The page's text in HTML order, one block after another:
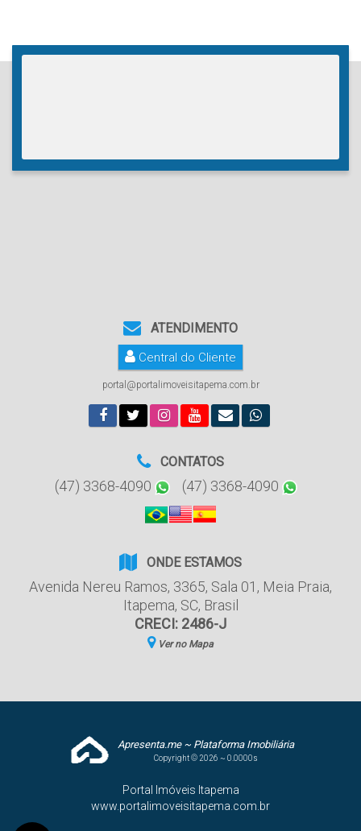
ATENDIMENTO
Central do Cliente
portal@portalimoveisitapema.com.br
CONTATOS
(47) 3368-4090 (47) 3368-4090
ONDE ESTAMOS
Avenida Nereu Ramos, 3365, Sala 01 , Meia Praia,
Itapema, SC, Brasil
CRECI: 2486-J
Ver no Mapa
Apresenta.me ~ Plataforma Imobiliária
Copyright © 2026 ~ 0.0000s
Portal Imóveis Itapema
www.portalimoveisitapema.com.br